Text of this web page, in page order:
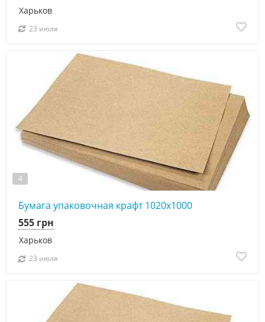
Харьков
23 июля
4
Бумага упаковочная крафт 1020х1000
Харьков
555 грн
23 июля